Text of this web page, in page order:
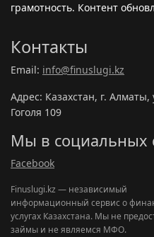
грамотность. Контент
Контакты
Email: info@finuslugi.kz
Адрес: Казахстан, г. Алматы,
Гоголя 109
Мы в социальных
Facebook
Finuslugi.kz — независимый
информационный сервис о
услугах Казахстана. Мы не
займы и не являемся МФО.